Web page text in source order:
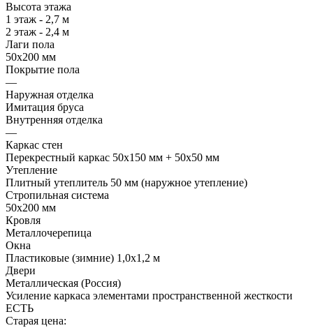
Высота этажа
1 этаж - 2,7 м
2 этаж - 2,4 м
Лаги пола
50х200 мм
Покрытие пола
—
Наружная отделка
Имитация бруса
Внутренняя отделка
—
Каркас стен
Перекрестный каркас 50х150 мм + 50х50 мм
Утепление
Плитный утеплитель 50 мм (наружное утепление)
Стропильная система
50х200 мм
Кровля
Металлочерепица
Окна
Пластиковые (зимние) 1,0х1,2 м
Двери
Металлическая (Россия)
Усиление каркаса элементами пространственной жесткости
ЕСТЬ
Старая цена: